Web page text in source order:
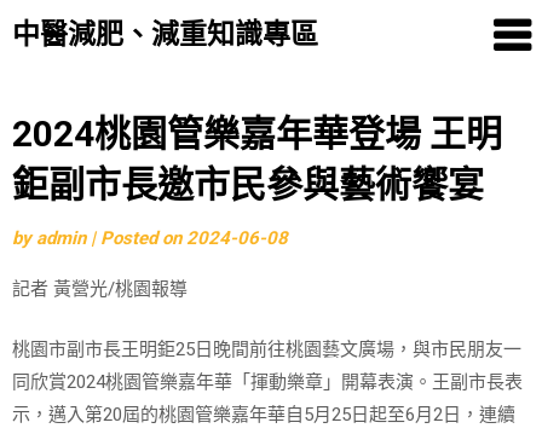
中醫減肥、減重知識專區
Skip
content
2024桃園管樂嘉年華登場 王明
鉅副市長邀市民參與藝術饗宴
byadmin | Posted on2024-06-08
記者 黃營光/桃園報導
桃園市副市長王明鉅25日晚間前往桃園藝文廣場，與市民朋友一
同欣賞2024桃園管樂嘉年華「揮動樂章」開幕表演。王副市長表
示，邁入第20屆的桃園管樂嘉年華自5月25日起至6月2日，連續